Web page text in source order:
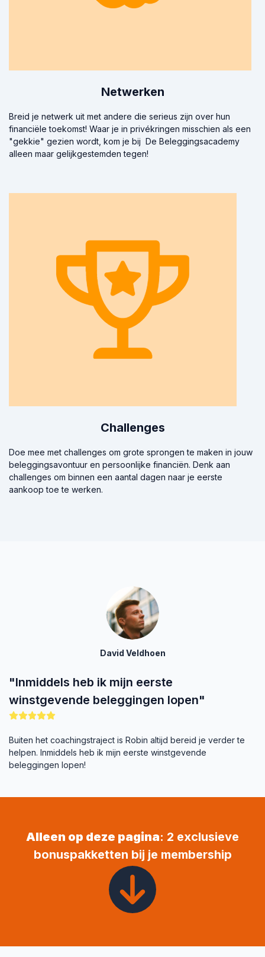
Netwerken
Breid je netwerk uit met andere die serieus zijn over hun
financiële toekomst! Waar je in privékringen misschien als een
"gekkie" gezien wordt, kom je bij De Beleggingsacademy
alleen maar gelijkgestemden tegen!
Challenges
Doe mee met challenges om grote sprongen te maken in jouw
beleggingsavontuur en persoonlijke financiën. Denk aan
challenges om binnen een aantal dagen naar je eerste
aankoop toe te werken.
David Veldhoen
"Inmiddels heb ik mijn eerste
winstgevende beleggingen lopen"
Buiten het coachingstraject is Robin altijd bereid je verder te
helpen. Inmiddels heb ik mijn eerste winstgevende
beleggingen lopen!
Alleen op deze pagina: 2 exclusieve
bonuspakketten bij je membership